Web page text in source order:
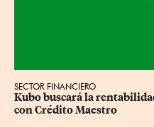
SECTOR FINANCIERO
Kubo buscará la
con Crédito Maestro